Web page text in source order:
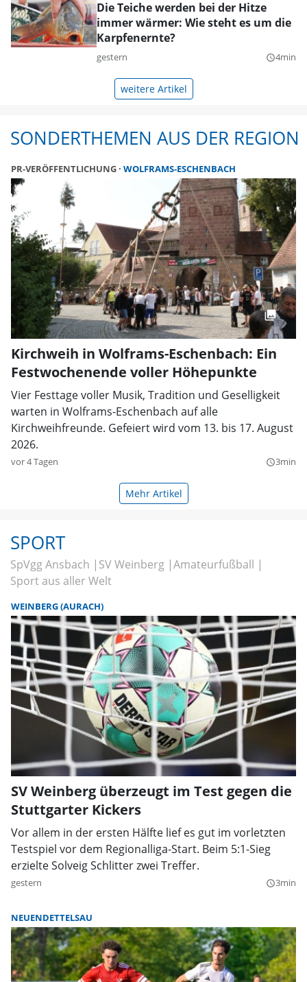
Die Teiche werden bei der Hitze
immer wärmer: Wie steht es um die
Karpfenernte?
gestern query_builder4min
weitere Artikel
SONDERTHEMEN AUS DER REGION
PR-VERÖFFENTLICHUNG WOLFRAMS-ESCHENBACH
Kirchweih in Wolframs-Eschenbach: Ein
Festwochenende voller Höhepunkte
Vier Festtage voller Musik, Tradition und Geselligkeit
warten in Wolframs-Eschenbach auf alle
Kirchweihfreunde. Gefeiert wird vom 13. bis 17. August
2026.
vor 4 Tagen query_builder3min
Mehr Artikel
SPORT
SpVgg Ansbach SV Weinberg Amateurfußball
Sport aus aller Welt
WEINBERG (AURACH)
SV Weinberg überzeugt im Test gegen die
Stuttgarter Kickers
Vor allem in der ersten Hälfte lief es gut im vorletzten
Testspiel vor dem Regionalliga-Start. Beim 5:1-Sieg
erzielte Solveig Schlitter zwei Treffer.
gestern query_builder3min
NEUENDETTELSAU